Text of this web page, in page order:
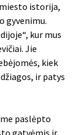
istorija,
gyvenimu.
kur mus
Jie
kiek
ir patys
paslėpto